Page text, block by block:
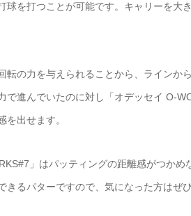
球を打つことが可能です。キャリーを
転の力を与えられることから、ライン
で進んでいたのに対し「オデッセイ O-
を出せます。
」はパッティングの距離感がつか
きるパターですので、気になった方はぜ